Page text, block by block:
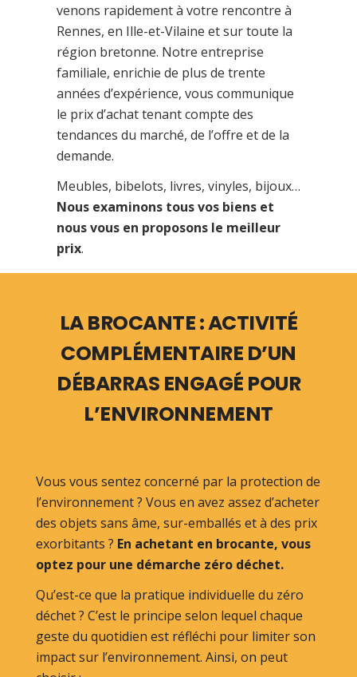
venons rapidement à votre rencontre à
Rennes, en Ille-et-Vilaine et sur toute la
région bretonne. Notre entreprise
familiale, enrichie de plus de trente
années d’expérience, vous communique
le prix d’achat tenant compte des
tendances du marché, de l’offre et de la
demande.
Meubles, bibelots, livres, vinyles, bijoux…
Nous examinons tous vos biens et
nous vous en proposons le meilleur
prix.
LA BROCANTE : ACTIVITÉ
COMPLÉMENTAIRE D’UN
DÉBARRAS ENGAGÉ POUR
L’ENVIRONNEMENT
Vous vous sentez concerné par la protection de
l’environnement ? Vous en avez assez d’acheter
des objets sans âme, sur-emballés et à des prix
exorbitants ? En achetant en brocante, vous
optez pour une démarche zéro déchet.
Qu’est-ce que la pratique individuelle du zéro
déchet ? C’est le principe selon lequel chaque
geste du quotidien est réfléchi pour limiter son
impact sur l’environnement. Ainsi, on peut